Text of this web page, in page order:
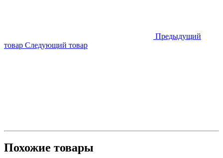
Предыдущий
товар Следующий товар
Похожие товары